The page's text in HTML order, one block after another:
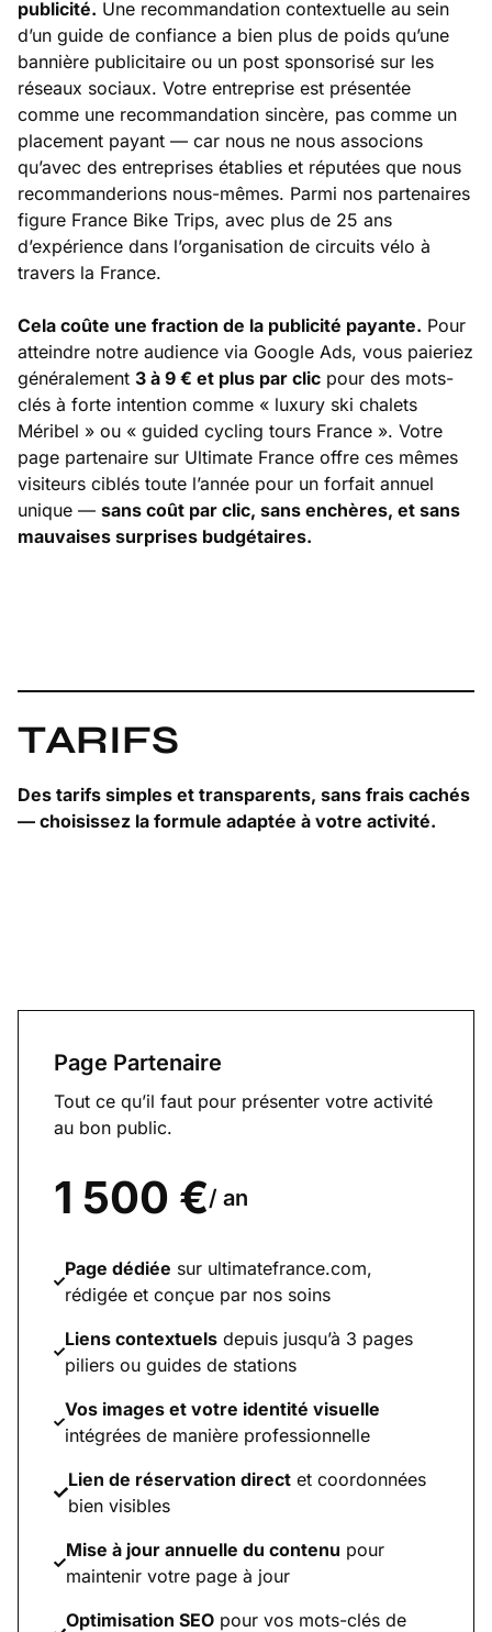
publicité. Une recommandation contextuelle au sein
d’un guide de confiance a bien plus de poids qu’une
bannière publicitaire ou un post sponsorisé sur les
réseaux sociaux. Votre entreprise est présentée
comme une recommandation sincère, pas comme un
placement payant — car nous ne nous associons
qu’avec des entreprises établies et réputées que nous
recommanderions nous-mêmes. Parmi nos partenaires
figure France Bike Trips, avec plus de 25 ans
d’expérience dans l’organisation de circuits vélo à
travers la France.
Cela coûte une fraction de la publicité payante. Pour
atteindre notre audience via Google Ads, vous paieriez
généralement 3 à 9 € et plus par clic pour des mots-
clés à forte intention comme « luxury ski chalets
Méribel » ou « guided cycling tours France ». Votre
page partenaire sur Ultimate France offre ces mêmes
visiteurs ciblés toute l’année pour un forfait annuel
unique — sans coût par clic, sans enchères, et sans
mauvaises surprises budgétaires.
TARIFS
Des tarifs simples et transparents, sans frais cachés
— choisissez la formule adaptée à votre activité.
Page Partenaire
Tout ce qu’il faut pour présenter votre activité
au bon public.
1 500 €/ an
Page dédiée sur ultimatefrance.com,
rédigée et conçue par nos soins
Liens contextuels depuis jusqu’à 3 pages
piliers ou guides de stations
Vos images et votre identité visuelle
intégrées de manière professionnelle
Lien de réservation directet coordonnées
bien visibles
Mise à jour annuelle du contenu pour
maintenir votre page à jour
Optimisation SEO pour vos mots-clés de